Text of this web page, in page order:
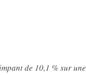
de 10,1 % sur une